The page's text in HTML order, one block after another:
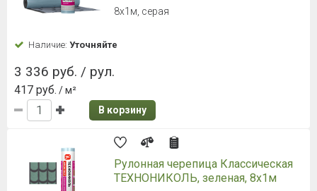
8х1м, серая
Наличие: Уточняйте
3 336 руб. / рул.
417 руб. / м²
В корзину
Рулонная черепица Классическая
ТЕХНОНИКОЛЬ, зеленая, 8х1м